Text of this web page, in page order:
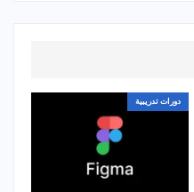
دورات تدريبية